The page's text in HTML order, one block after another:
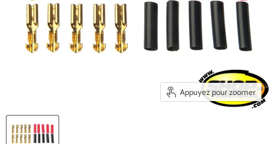
Appuyez pour zoomer